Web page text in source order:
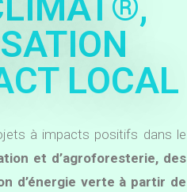
LOCAL
à impacts positifs dans le
et d’agroforesterie, des
d’énergie verte à partir de